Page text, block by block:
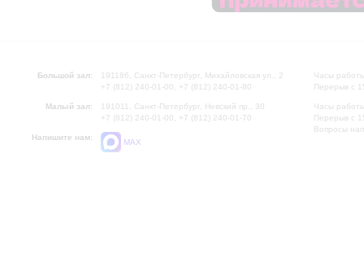
Большой зал:
191186, Санкт-Петербург, Михайловская ул., 2
+7 (812) 240-01-00, +7 (812) 240-01-80
Малый зал:
191011, Санкт-Петербург, Невский пр., 30
+7 (812) 240-01-00, +7 (812) 240-01-70
Напишите нам:
MAX
Часы
Перерыв с
Часы
Перерыв с
Вопросы